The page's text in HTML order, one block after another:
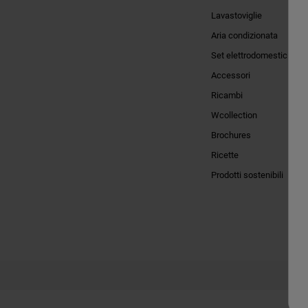
Lavastoviglie
Aria condizionata
Set elettrodomestici
Accessori
Ricambi
Wcollection
Brochures
Ricette
Prodotti sostenibili